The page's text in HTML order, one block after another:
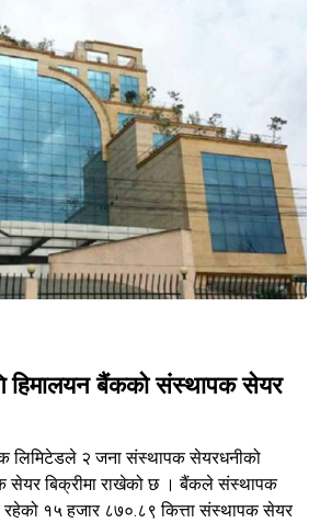
हिमालयन बैंकको संस्थापक सेयर
लिमिटेडले २ जना संस्थापक सेयरधनीको
सेयर बिक्रीमा राखेको छ । बैंकले संस्थापक
रहेको १५ हजार ८७०.८९ कित्ता संस्थापक सेयर